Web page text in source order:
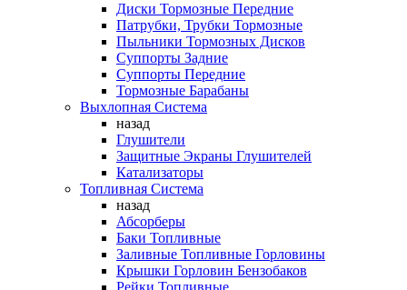
Диски Тормозные Передние
Патрубки, Трубки Тормозные
Пыльники Тормозных Дисков
Суппорты Задние
Суппорты Передние
Тормозные Барабаны
Выхлопная Система
назад
Глушители
Защитные Экраны Глушителей
Катализаторы
Топливная Система
назад
Абсорберы
Баки Топливные
Заливные Топливные Горловины
Крышки Горловин Бензобаков
Рейки Топливные